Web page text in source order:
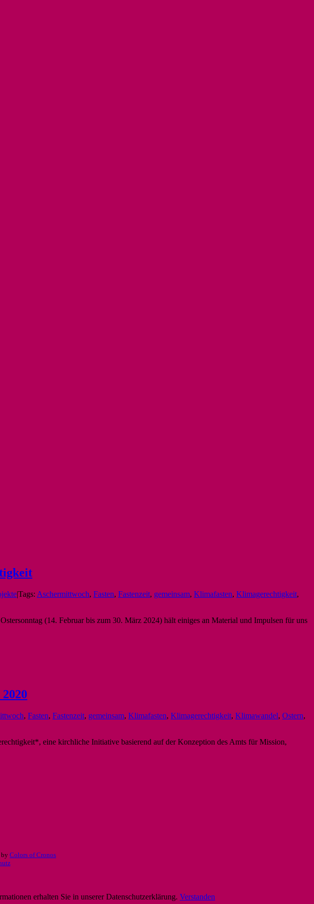
|Tags: Aschermittwoch, Fasten, Fastenzeit, gemeinsam, Klimafasten, Klimagerechtigkeit,
(14. Februar bis zum 30. März 2024) hält einiges an Material und Impulsen für uns
, Fasten, Fastenzeit, gemeinsam, Klimafasten, Klimagerechtigkeit, Klimawandel, Ostern,
eine kirchliche Initiative basierend auf der Konzeption des Amts für Mission,
Colors of Cronos
erhalten Sie in unserer Datenschutzerklärung. Verstanden